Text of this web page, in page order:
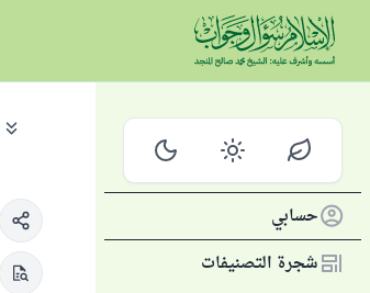
حسابي
شجرة التصنيفات